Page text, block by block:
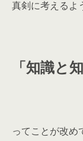
真剣に考えるよ
「知識と
ってことが改め